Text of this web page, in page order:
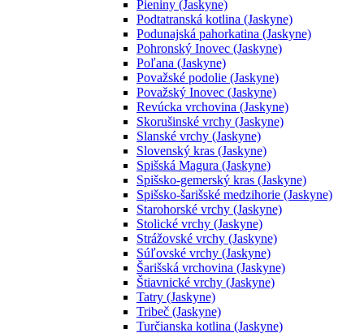
Pieniny (Jaskyne)
Podtatranská kotlina (Jaskyne)
Podunajská pahorkatina (Jaskyne)
Pohronský Inovec (Jaskyne)
Poľana (Jaskyne)
Považské podolie (Jaskyne)
Považský Inovec (Jaskyne)
Revúcka vrchovina (Jaskyne)
Skorušinské vrchy (Jaskyne)
Slanské vrchy (Jaskyne)
Slovenský kras (Jaskyne)
Spišská Magura (Jaskyne)
Spišsko-gemerský kras (Jaskyne)
Spišsko-šarišské medzihorie (Jaskyne)
Starohorské vrchy (Jaskyne)
Stolické vrchy (Jaskyne)
Strážovské vrchy (Jaskyne)
Súľovské vrchy (Jaskyne)
Šarišská vrchovina (Jaskyne)
Štiavnické vrchy (Jaskyne)
Tatry (Jaskyne)
Tribeč (Jaskyne)
Turčianska kotlina (Jaskyne)